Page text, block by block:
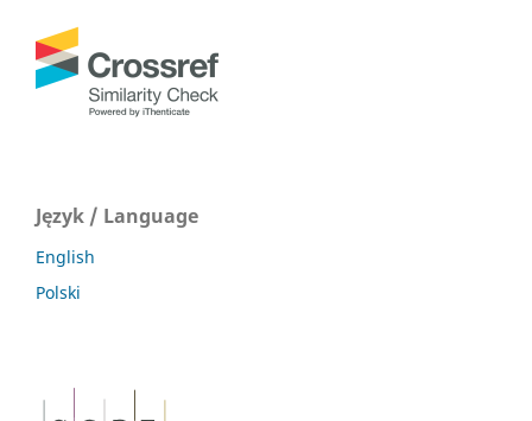
Język / Language
English
Polski